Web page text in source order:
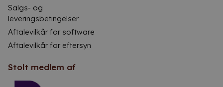
Salgs- og
leveringsbetingelser
Aftalevilkår for software
Aftalevilkår for eftersyn
Stolt medlem af